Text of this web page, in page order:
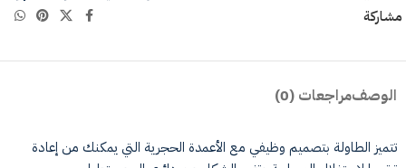
مشاركة
الوصفمراجعات (0)
تتميز الطاولة بتصميم وظيفي مع الأعمدة الحجرية التي يمكنك من إعادة